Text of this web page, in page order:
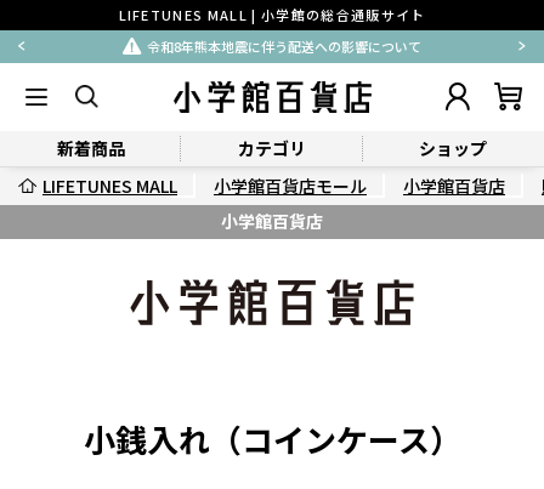
LIFETUNES MALL | 小学館の総合通販サイト
令和8年熊本地震に伴う配送への影響について
新着商品 カテゴリ
ショップ
LIFETUNES MALL
小学館百貨店モール 小学館百貨店
小学館百貨店
小銭入れ（コインケース）